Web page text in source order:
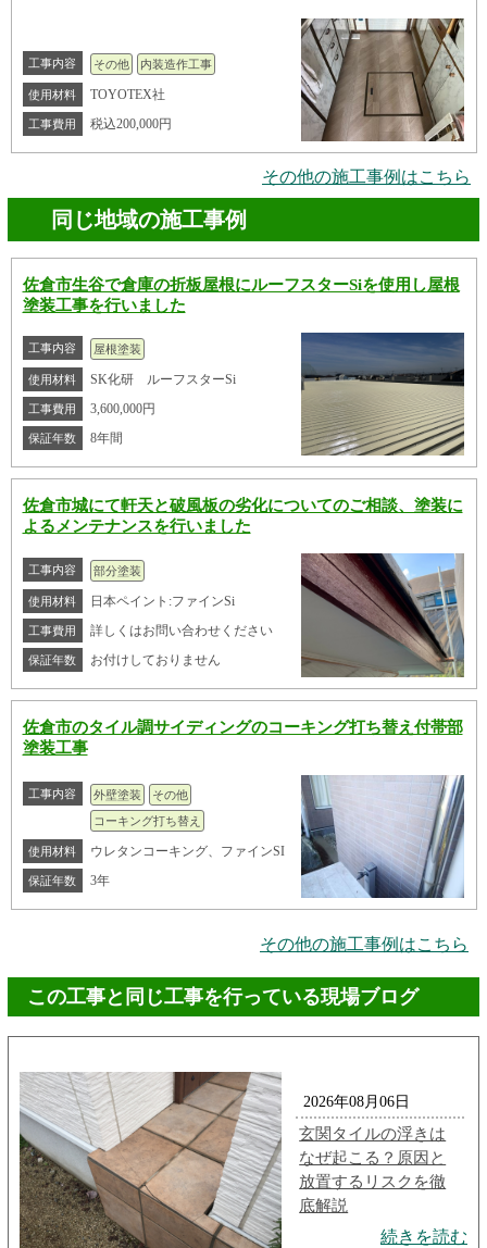
工事内容 その他 内装造作工事
使用材料 TOYOTEX社
工事費用 税込200,000円
その他の施工事例はこちら
同じ地域の施工事例
佐倉市生谷で倉庫の折板屋根にルーフスターSiを使用し屋根
塗装工事を行いました
工事内容 屋根塗装
使用材料 SK化研 ルーフスターSi
工事費用 3,600,000円
保証年数 8年間
佐倉市城にて軒天と破風板の劣化についてのご相談、塗装に
よるメンテナンスを行いました
工事内容 部分塗装
使用材料 日本ペイント:ファインSi
工事費用 詳しくはお問い合わせください
保証年数 お付けしておりません
佐倉市のタイル調サイディングのコーキング打ち替え付帯部
塗装工事
工事内容 外壁塗装
その他
コーキング打ち替え
使用材料 ウレタンコーキング、ファインSI
保証年数 3年
その他の施工事例はこちら
この工事と同じ工事を行っている現場ブログ
2026年08月06日
玄関タイルの浮きは
なぜ起こる？原因と
放置するリスクを徹
底解説
続きを読む